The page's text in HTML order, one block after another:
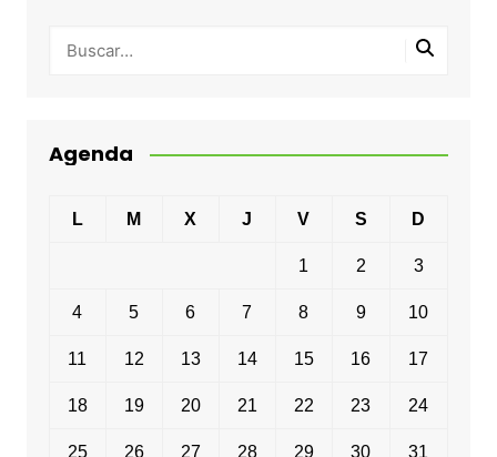
Agenda
L M X J V S D
1 2 3
4 5 6 7 8 9 10
11 12 13 14 15 16 17
18 19 20 21 22 23 24
25 26 27 28 29 30 31